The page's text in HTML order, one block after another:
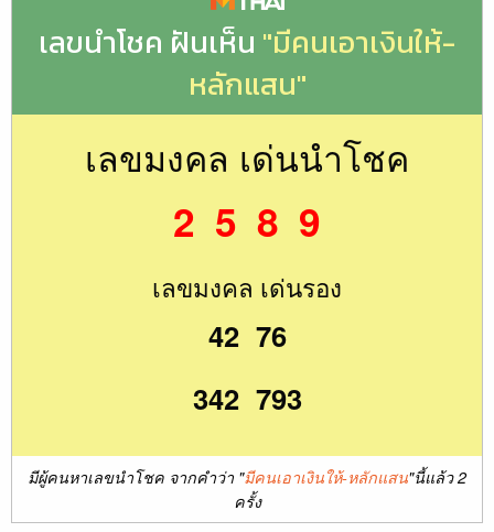
เลขนำโชค ฝันเห็น "มีคนเอาเงินให้-
หลักแสน"
เลขมงคล เด่นนำโชค
2 5 8 9
เลขมงคล เด่นรอง
42 76
342 793
มีผู้คนหาเลขนำโชค จากคำว่า "มีคนเอาเงินให้-หลักแสน"นี้แล้ว 2
ครั้ง